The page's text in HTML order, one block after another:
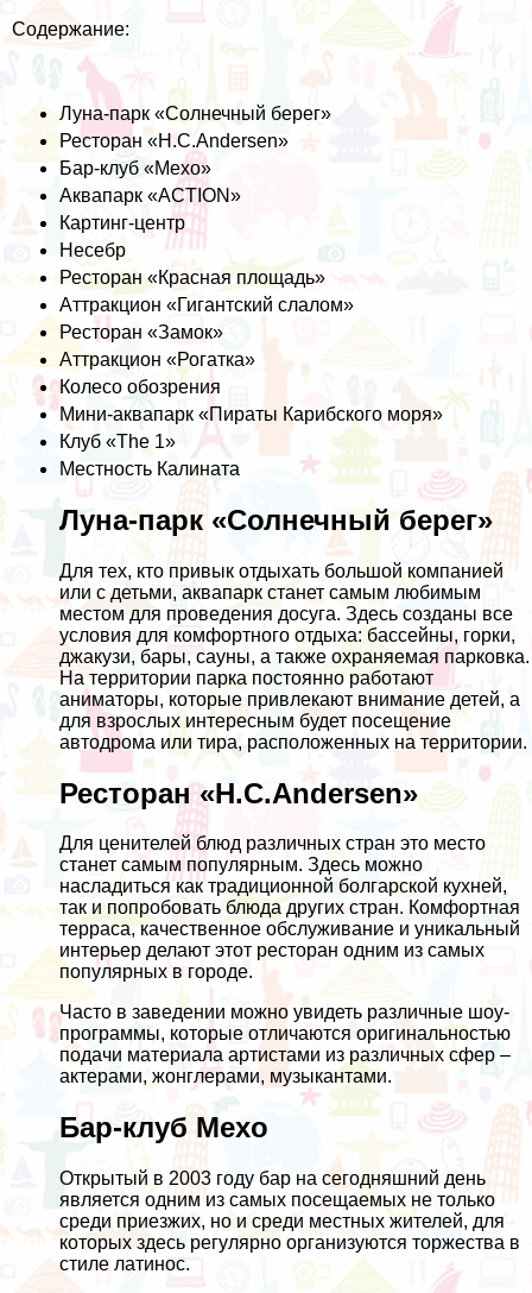
Содержание:
Луна-парк «Солнечный берег»
Ресторан «H.C.Andersen»
Бар-клуб «Mexo»
Аквапарк «ACTION»
Картинг-центр
Несебр
Ресторан «Красная площадь»
Аттракцион «Гигантский слалом»
Ресторан «Замок»
Аттракцион «Рогатка»
Колесо обозрения
Мини-аквапарк «Пираты Карибского моря»
Клуб «The 1»
Местность Калината
Луна-парк «Солнечный берег»
Для тех, кто привык отдыхать большой компанией
или с детьми, аквапарк станет самым любимым
местом для проведения досуга. Здесь созданы все
условия для комфортного отдыха: бассейны, горки,
джакузи, бары, сауны, а также охраняемая парковка.
На территории парка постоянно работают
аниматоры, которые привлекают внимание детей, а
для взрослых интересным будет посещение
автодрома или тира, расположенных на территории.
Ресторан «H.C.Andersen»
Для ценителей блюд различных стран это место
станет самым популярным. Здесь можно
насладиться как традиционной болгарской кухней,
так и попробовать блюда других стран. Комфортная
терраса, качественное обслуживание и уникальный
интерьер делают этот ресторан одним из самых
популярных в городе.
Часто в заведении можно увидеть различные шоу-
программы, которые отличаются оригинальностью
подачи материала артистами из различных сфер –
актерами, жонглерами, музыкантами.
Бар-клуб Mexo
Открытый в 2003 году бар на сегодняшний день
является одним из самых посещаемых не только
среди приезжих, но и среди местных жителей, для
которых здесь регулярно организуются торжества в
стиле латинос.